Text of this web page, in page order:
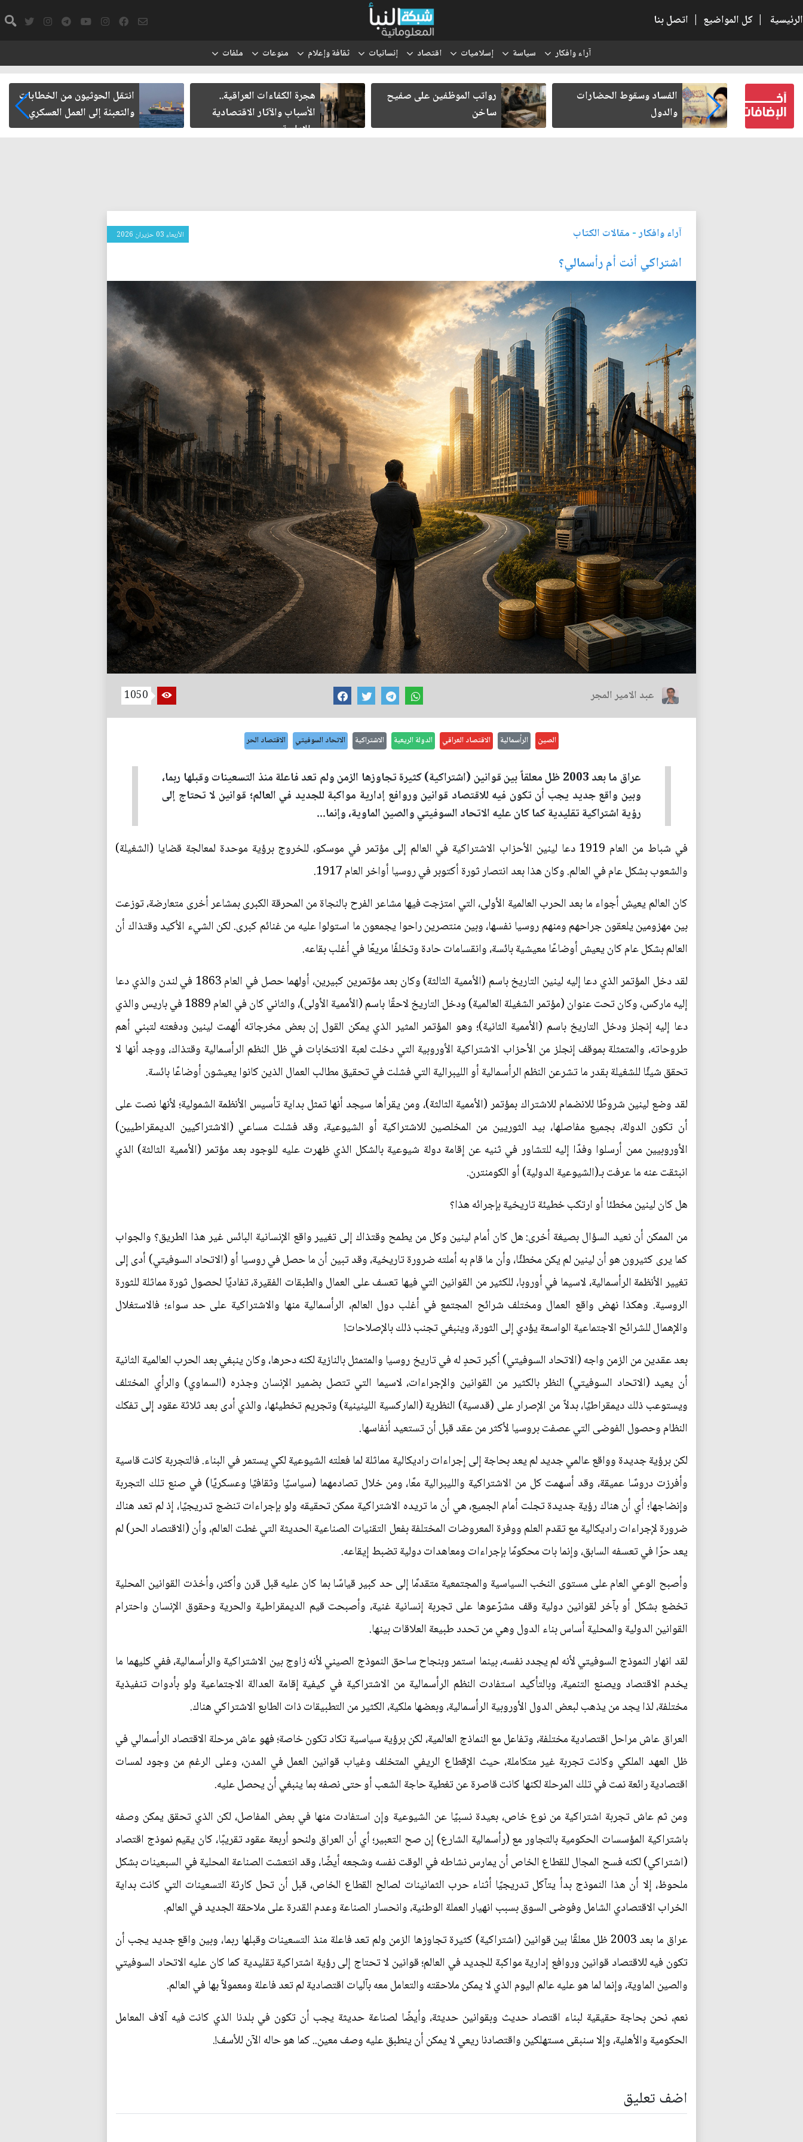
الرئيسية | كل المواضيع | اتصل بنا
آراء وافكار سياسة إسلاميات اقتصاد إنسانيات ثقافة وإعلام منوعات ملفات
كتب لنفسه
الفساد وسقوط الحضارات
والدول
رواتب الموظفين على صفيح
ساخن
هجرة الكفاءات العراقية..
الأسباب والآثار الاقتصادية
والإدارية
انتقل الحوثيون من الخطابات
والتعبئة إلى العمل العسكري
آراء وافكار- مقالات الكتاب الأربعاء 03 حزيران 2026
اشتراكي أنت أم رأسمالي؟
عبد الامير المجر 1050
الصين الرأسمالية الاقتصاد العراقي الدولة الريعية الاشتراكية الاتحاد السوفيتي الاقتصاد الحر
عراق ما بعد 2003 ظل معلقاً بين قوانين (اشتراكية) كثيرة تجاوزها الزمن ولم تعد فاعلة منذ التسعينات وقبلها ربما،
وبين واقع جديد يجب أن تكون فيه للاقتصاد قوانين وروافع إدارية مواكبة للجديد في العالم؛ قوانين لا تحتاج إلى
رؤية اشتراكية تقليدية كما كان عليه الاتحاد السوفيتي والصين الماوية، وإنما...
في شباط من العام 1919 دعا لينين الأحزاب الاشتراكية في العالم إلى مؤتمر في موسكو، للخروج برؤية موحدة لمعالجة قضايا (الشغيلة)
والشعوب بشكل عام في العالم. وكان هذا بعد انتصار ثورة أكتوبر في روسيا أواخر العام 1917.
كان العالم يعيش أجواء ما بعد الحرب العالمية الأولى، التي امتزجت فيها مشاعر الفرح بالنجاة من المحرقة الكبرى بمشاعر أخرى متعارضة، توزعت
بين مهزومين يلعقون جراحهم ومنهم روسيا نفسها، وبين منتصرين راحوا يجمعون ما استولوا عليه من غنائم كبرى. لكن الشيء الأكيد وقتذاك أن
العالم بشكل عام كان يعيش أوضاعًا معيشية بائسة، وانقسامات حادة وتخلفًا مريعًا في أغلب بقاعه.
لقد دخل المؤتمر الذي دعا إليه لينين التاريخ باسم (الأممية الثالثة) وكان بعد مؤتمرين كبيرين، أولهما حصل في العام 1863 في لندن والذي دعا
إليه ماركس، وكان تحت عنوان (مؤتمر الشغيلة العالمية) ودخل التاريخ لاحقًا باسم (الأممية الأولى)، والثاني كان في العام 1889 في باريس والذي
دعا إليه إنجلز ودخل التاريخ باسم (الأممية الثانية)؛ وهو المؤتمر المثير الذي يمكن القول إن بعض مخرجاته ألهمت لينين ودفعته لتبني أهم
طروحاته، والمتمثلة بموقف إنجلز من الأحزاب الاشتراكية الأوروبية التي دخلت لعبة الانتخابات في ظل النظم الرأسمالية وقتذاك، ووجد أنها لا
تحقق شيئًا للشغيلة بقدر ما تشرعن النظم الرأسمالية أو الليبرالية التي فشلت في تحقيق مطالب العمال الذين كانوا يعيشون أوضاعًا بائسة.
لقد وضع لينين شروطًا للانضمام للاشتراك بمؤتمر (الأممية الثالثة)، ومن يقرأها سيجد أنها تمثل بداية تأسيس الأنظمة الشمولية؛ لأنها نصت على
أن تكون الدولة، بجميع مفاصلها، بيد الثوريين من المخلصين للاشتراكية أو الشيوعية، وقد فشلت مساعي (الاشتراكيين الديمقراطيين)
الأوروبيين ممن أرسلوا وفدًا إليه للتشاور في ثنيه عن إقامة دولة شيوعية بالشكل الذي ظهرت عليه للوجود بعد مؤتمر (الأممية الثالثة) الذي
انبثقت عنه ما عرفت بـ(الشيوعية الدولية) أو الكومنترن.
هل كان لينين مخطئا أو ارتكب خطيئة تاريخية بإجرائه هذا؟
من الممكن أن نعيد السؤال بصيغة أخرى: هل كان أمام لينين وكل من يطمح وقتذاك إلى تغيير واقع الإنسانية البائس غير هذا الطريق؟ والجواب
كما يرى كثيرون هو أن لينين لم يكن مخطئًا، وأن ما قام به أملته ضرورة تاريخية، وقد تبين أن ما حصل في روسيا أو (الاتحاد السوفيتي) أدى إلى
تغيير الأنظمة الرأسمالية، لاسيما في أوروبا، للكثير من القوانين التي فيها تعسف على العمال والطبقات الفقيرة، تفاديًا لحصول ثورة مماثلة للثورة
الروسية. وهكذا نهض واقع العمال ومختلف شرائح المجتمع في أغلب دول العالم، الرأسمالية منها والاشتراكية على حد سواء؛ فالاستغلال
والإهمال للشرائح الاجتماعية الواسعة يؤدي إلى الثورة، وينبغي تجنب ذلك بالإصلاحات!
بعد عقدين من الزمن واجه (الاتحاد السوفيتي) أكبر تحدٍ له في تاريخ روسيا والمتمثل بالنازية لكنه دحرها، وكان ينبغي بعد الحرب العالمية الثانية
أن يعيد (الاتحاد السوفيتي) النظر بالكثير من القوانين والإجراءات، لاسيما التي تتصل بضمير الإنسان وجذره (السماوي) والرأي المختلف
ويستوعب ذلك ديمقراطيًا، بدلاً من الإصرار على (قدسية) النظرية (الماركسية اللينينية) وتجريم تخطيئها، والذي أدى بعد ثلاثة عقود إلى تفكك
النظام وحصول الفوضى التي عصفت بروسيا لأكثر من عقد قبل أن تستعيد أنفاسها.
لكن برؤية جديدة وواقع عالمي جديد لم يعد بحاجة إلى إجراءات راديكالية مماثلة لما فعلته الشيوعية لكي يستمر في البناء. فالتجربة كانت قاسية
وأفرزت دروسًا عميقة، وقد أسهمت كل من الاشتراكية والليبرالية معًا، ومن خلال تصادمهما (سياسيًا وثقافيًا وعسكريًا) في صنع تلك التجربة
وإنضاجها؛ أي أن هناك رؤية جديدة تجلت أمام الجميع، هي أن ما تريده الاشتراكية ممكن تحقيقه ولو بإجراءات تنضج تدريجيًا، إذ لم تعد هناك
ضرورة لإجراءات راديكالية مع تقدم العلم ووفرة المعروضات المختلفة بفعل التقنيات الصناعية الحديثة التي غطت العالم، وأن (الاقتصاد الحر) لم
يعد حرًا في تعسفه السابق، وإنما بات محكومًا بإجراءات ومعاهدات دولية تضبط إيقاعه.
وأصبح الوعي العام على مستوى النخب السياسية والمجتمعية متقدمًا إلى حد كبير قياسًا بما كان عليه قبل قرن وأكثر، وأخذت القوانين المحلية
تخضع بشكل أو بآخر لقوانين دولية وقف مشرّعوها على تجربة إنسانية غنية، وأصبحت قيم الديمقراطية والحرية وحقوق الإنسان واحترام
القوانين الدولية والمحلية أساس بناء الدول وهي من تحدد طبيعة العلاقات بينها.
لقد انهار النموذج السوفيتي لأنه لم يجدد نفسه، بينما استمر وبنجاح ساحق النموذج الصيني لأنه زاوج بين الاشتراكية والرأسمالية، ففي كليهما ما
يخدم الاقتصاد ويصنع التنمية، وبالتأكيد استفادت النظم الرأسمالية من الاشتراكية في كيفية إقامة العدالة الاجتماعية ولو بأدوات تنفيذية
مختلفة، لذا يجد من يذهب لبعض الدول الأوروبية الرأسمالية، وبعضها ملكية، الكثير من التطبيقات ذات الطابع الاشتراكي هناك.
العراق عاش مراحل اقتصادية مختلفة، وتفاعل مع النماذج العالمية، لكن برؤية سياسية تكاد تكون خاصة؛ فهو عاش مرحلة الاقتصاد الرأسمالي في
ظل العهد الملكي وكانت تجربة غير متكاملة، حيث الإقطاع الريفي المتخلف وغياب قوانين العمل في المدن، وعلى الرغم من وجود لمسات
اقتصادية رائعة نمت في تلك المرحلة لكنها كانت قاصرة عن تغطية حاجة الشعب أو حتى نصفه بما ينبغي أن يحصل عليه.
ومن ثم عاش تجربة اشتراكية من نوع خاص، بعيدة نسبيًا عن الشيوعية وإن استفادت منها في بعض المفاصل، لكن الذي تحقق يمكن وصفه
باشتراكية المؤسسات الحكومية بالتجاور مع (رأسمالية الشارع) إن صح التعبير؛ أي أن العراق ولنحو أربعة عقود تقريبًا، كان يقيم نموذج اقتصاد
(اشتراكي) لكنه فسح المجال للقطاع الخاص أن يمارس نشاطه في الوقت نفسه وشجعه أيضًا، وقد انتعشت الصناعة المحلية في السبعينات بشكل
ملحوظ، إلا أن هذا النموذج بدأ يتآكل تدريجيًا أثناء حرب الثمانينات لصالح القطاع الخاص، قبل أن تحل كارثة التسعينات التي كانت بداية
الخراب الاقتصادي الشامل وفوضى السوق بسبب انهيار العملة الوطنية، وانحسار الصناعة وعدم القدرة على ملاحقة الجديد في العالم.
عراق ما بعد 2003 ظل معلقًا بين قوانين (اشتراكية) كثيرة تجاوزها الزمن ولم تعد فاعلة منذ التسعينات وقبلها ربما، وبين واقع جديد يجب أن
تكون فيه للاقتصاد قوانين وروافع إدارية مواكبة للجديد في العالم؛ قوانين لا تحتاج إلى رؤية اشتراكية تقليدية كما كان عليه الاتحاد السوفيتي
والصين الماوية، وإنما لما هو عليه عالم اليوم الذي لا يمكن ملاحقته والتعامل معه بآليات اقتصادية لم تعد فاعلة ومعمولاً بها في العالم.
نعم، نحن بحاجة حقيقية لبناء اقتصاد حديث وبقوانين حديثة، وأيضًا لصناعة حديثة يجب أن تكون في بلدنا الذي كانت فيه آلاف المعامل
الحكومية والأهلية، وإلا سنبقى مستهلكين واقتصادنا ريعي لا يمكن أن ينطبق عليه وصف معين.. كما هو حاله الآن للأسف!.
اضف تعليق